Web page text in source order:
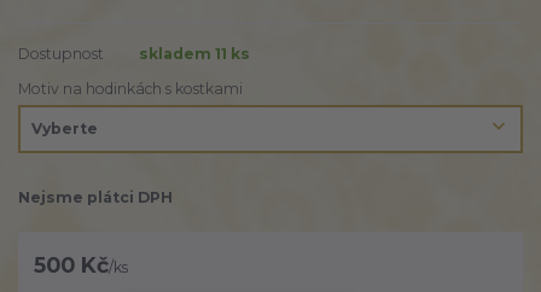
Dostupnost
skladem 11 ks
Motiv na hodinkách s kostkami
Nejsme plátci DPH
500 Kč/ks